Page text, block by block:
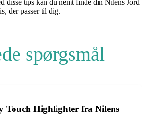
disse tips kan du nemt finde din Nilens Jord
der passer til dig.
spørgsmål
Touch Highlighter fra Nilens